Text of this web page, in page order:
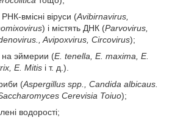
вмісні віруси (Avibirnavirus,
) і містять ДНК (Parvovirus,
Avipoxvirus, Circovirus);
эймерии (E. tenella, E. maxima, E.
E. Mitis і т. д.).
(Aspergillus spp., Candida albicaus.
Cerevisia Toiuo);
водорості;